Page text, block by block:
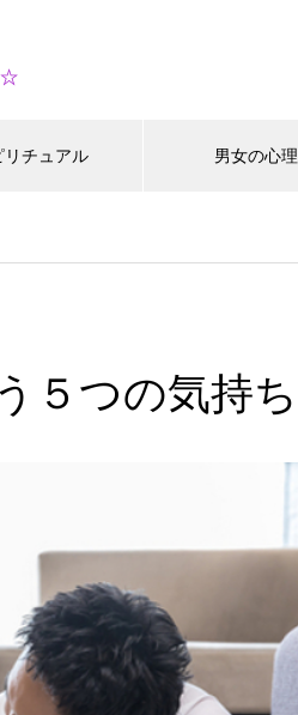
リチュアル 男女の心理
５つの気持ち